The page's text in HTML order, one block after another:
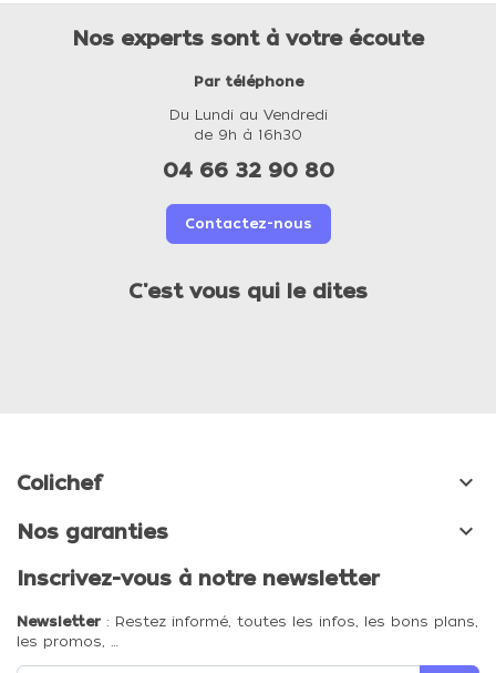
Nos experts sont à votre écoute
Par téléphone
Du Lundi au Vendredi
de 9h à 16h30
04 66 32 90 80
Contactez-nous
C'est vous qui le dites
Colichef 
Nos garanties 
Inscrivez-vous à notre newsletter
Newsletter : Restez informé, toutes les infos, les bons plans,
les promos, …